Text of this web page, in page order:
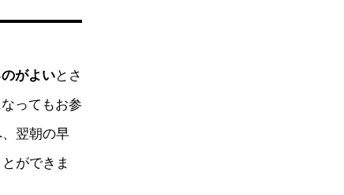
がよいとさ
ってもお参
翌朝の早
ができま